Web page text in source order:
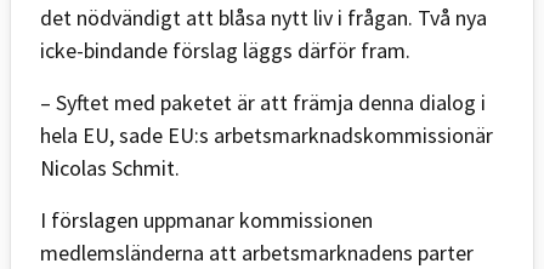
det nödvändigt att blåsa nytt liv i frågan. Två nya
icke-bindande förslag läggs därför fram.
– Syftet med paketet är att främja denna dialog i
hela EU, sade EU:s arbetsmarknadskommissionär
Nicolas Schmit.
I förslagen uppmanar kommissionen
medlemsländerna att arbetsmarknadens parter